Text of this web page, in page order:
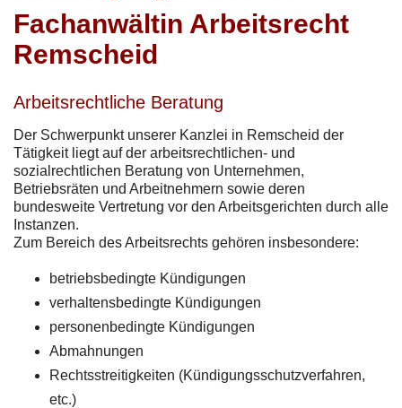
Fachanwältin Arbeitsrecht
Remscheid
Arbeitsrechtliche Beratung
Der Schwerpunkt unserer Kanzlei in Remscheid der
Tätigkeit liegt auf der arbeitsrechtlichen- und
sozialrechtlichen Beratung von Unternehmen,
Betriebsräten und Arbeitnehmern sowie deren
bundesweite Vertretung vor den Arbeitsgerichten durch alle
Instanzen.
Zum Bereich des Arbeitsrechts gehören insbesondere:
betriebsbedingte Kündigungen
verhaltensbedingte Kündigungen
personenbedingte Kündigungen
Abmahnungen
Rechtsstreitigkeiten (Kündigungsschutzverfahren,
etc.)